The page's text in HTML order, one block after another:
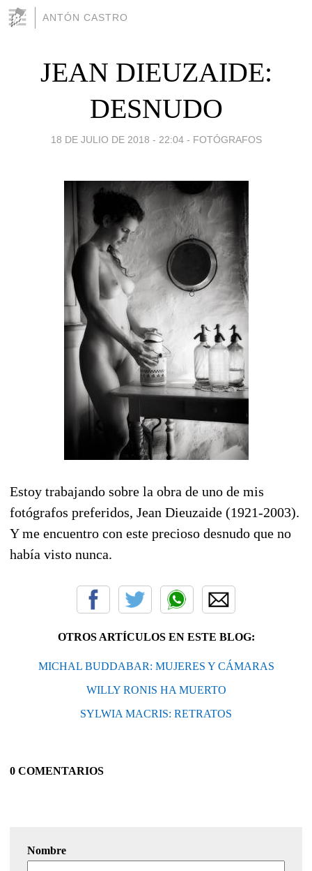
ANTÓN CASTRO
JEAN DIEUZAIDE:
DESNUDO
18 DE JULIO DE 2018 - 22:04 - FOTÓGRAFOS
Estoy trabajando sobre la obra de uno de mis
fotógrafos preferidos, Jean Dieuzaide (1921-2003).
Y me encuentro con este precioso desnudo que no
había visto nunca.
OTROS ARTÍCULOS EN ESTE BLOG:
MICHAL BUDDABAR: MUJERES Y CÁMARAS
WILLY RONIS HA MUERTO
SYLWIA MACRIS: RETRATOS
0 COMENTARIOS
Nombre